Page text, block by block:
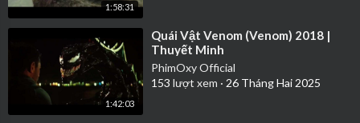
1:58:31
1:42:03
⁣Quái Vật Venom (Venom) 2018 |
Thuyết Minh
PhimOxy Official
153 lượt xem · 26 Tháng Hai 2025